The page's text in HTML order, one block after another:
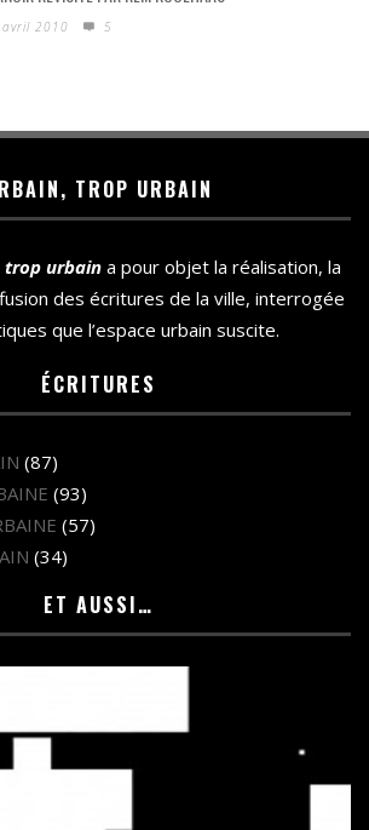
avril 2010 5
TROP URBAIN
trop urbain a pour objet la réalisation, la
des écritures de la ville, interrogée
que l’espace urbain suscite.
ÉCRITURES
(87)
(93)
(57)
(34)
ET AUSSI…